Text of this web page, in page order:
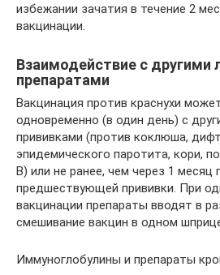
избежании зачатия в течение 2
вакцинации.
Взаимодействие с другими
препаратами
Вакцинация против краснухи
одновременно (в один день) с
прививками (против коклюша,
эпидемического паротита, кори,
В) или не ранее, чем через 1 месяц
предшествующей прививки. При
вакцинации препараты вводят в
смешивание вакцин в одном
Иммуноглобулины и препараты